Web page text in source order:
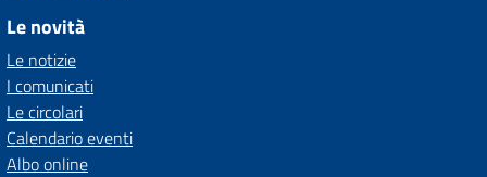
Le novità
Le notizie
I comunicati
Le circolari
Calendario eventi
Albo online